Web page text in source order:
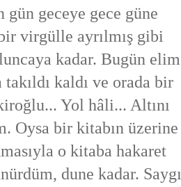
geceye gece güne
virgülle ayrılmış gibi
kadar. Bugün elim
kaldı ve orada bir
Yol hâli... Altını
Oysa bir kitabın üzerine
o kitaba hakaret
dune kadar. Saygı